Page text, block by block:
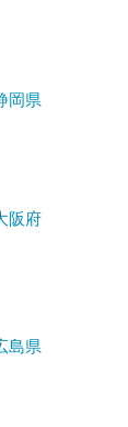
岡県
阪府
島県